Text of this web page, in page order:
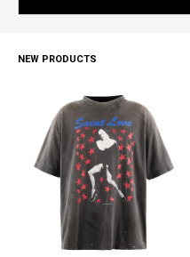
NEW PRODUCTS